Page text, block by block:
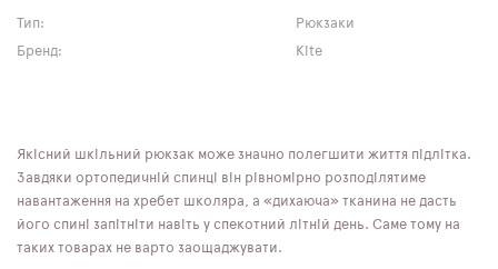
Тип:
Рюкзаки
Бренд:
Kite
Якісний шкільний рюкзак може значно полегшити життя підлітка.
Завдяки ортопедичній спинці він рівномірно розподілятиме
навантаження на хребет школяра, а «дихаюча» тканина не дасть
його спині запітніти навіть у спекотний літній день. Саме тому на
таких товарах не варто заощаджувати.